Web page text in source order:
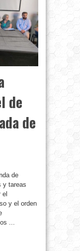
de
de
de
y tareas
y el orden
...